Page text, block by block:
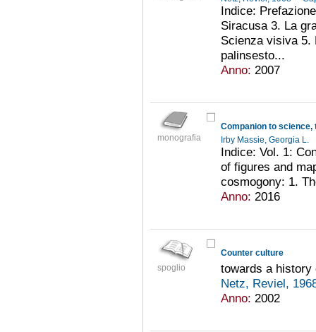
Indice:
Siracusa 3. La
Scienza visiva 5.
palinsesto...
Anno: 2007
monografia Irby Massie, Georgia L.
Indice: Vol. 1:
of figures and
cosmogony: 1.
Anno: 2016
spoglio
Counter culture
towards a history
Netz, Reviel,
Anno: 2002